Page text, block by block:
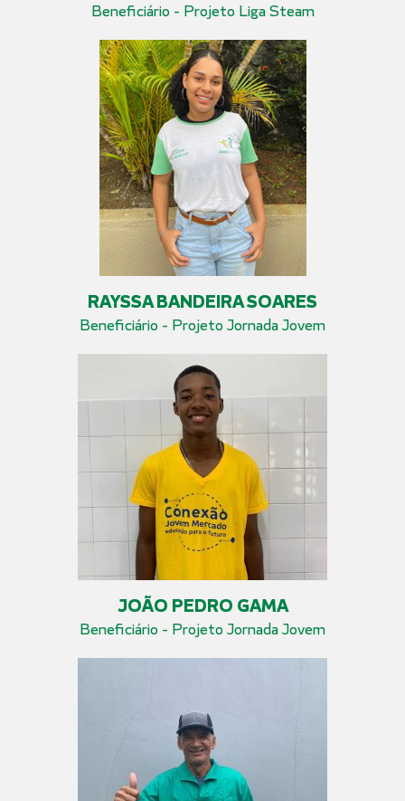
Beneficiário - Projeto Liga Steam
RAYSSA BANDEIRA SOARES
Beneficiário - Projeto Jornada Jovem
JOÃO PEDRO GAMA
Beneficiário - Projeto Jornada Jovem